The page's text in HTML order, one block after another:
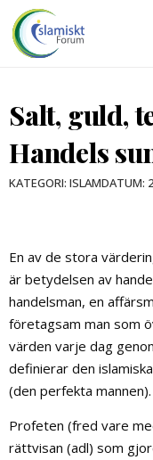
Salt, guld,
Handels
KATEGORI: ISLAMDATUM:
En av de stora
är betydelsen av
handelsman, en
företagsam man som
värden varje dag
definierar den
(den perfekta
Profeten (fred vare
rättvisan (adl) som